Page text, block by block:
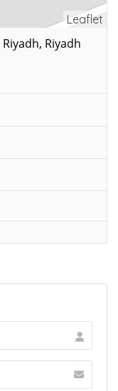
Leaflet
Riyadh